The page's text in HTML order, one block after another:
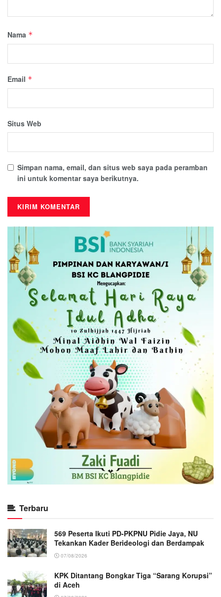
Nama *
Email *
Situs Web
Simpan nama, email, dan situs web saya pada peramban
ini untuk komentar saya berikutnya.
Terbaru
569 Peserta Ikuti PD-PKPNU Pidie Jaya, NU
Tekankan Kader Berideologi dan Berdampak
07/08/2026
KPK Ditantang Bongkar Tiga “Sarang Korupsi”
di Aceh